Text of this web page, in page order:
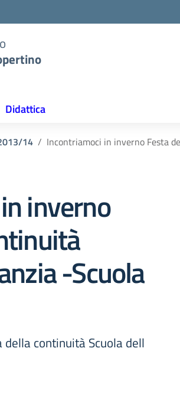
Didattica
14 Incontriamoci in inverno Festa
inverno
-Scuola
continuità Scuola dell